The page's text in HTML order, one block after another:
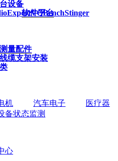
台设备
软件平台
VQBenchStinger
测量配件
线缆支架安装
类
机 汽车电子
医疗器
备状态监测
心